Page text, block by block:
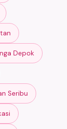
Depok
Seribu